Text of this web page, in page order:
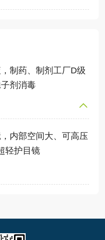
制药、制剂工厂D级
剂消毒
内部空间大、可高压
轻护目镜